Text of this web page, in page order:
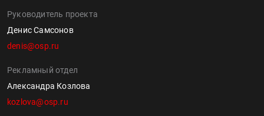
Руководитель проекта
Денис Самсонов
denis@osp.ru
Рекламный отдел
Александра Козлова
kozlova@osp.ru